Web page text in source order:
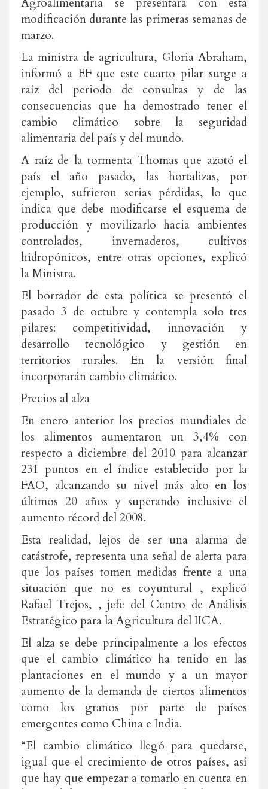
modificación durante las primeras semanas de
marzo.
La ministra de agricultura, Gloria Abraham,
informó a EF que este cuarto pilar surge a
raíz del periodo de consultas y de las
consecuencias que ha demostrado tener el
cambio climático sobre la seguridad
alimentaria del país y del mundo.
A raíz de la tormenta Thomas que azotó el
país el año pasado, las hortalizas, por
ejemplo, sufrieron serias pérdidas, lo que
indica que debe modificarse el esquema de
producción y movilizarlo hacia ambientes
controlados, invernaderos, cultivos
hidropónicos, entre otras opciones, explicó
la Ministra.
El borrador de esta política se presentó el
pasado 3 de octubre y contempla solo tres
pilares: competitividad, innovación y
desarrollo tecnológico y gestión en
territorios rurales. En la versión final
incorporarán cambio climático.
Precios al alza
En enero anterior los precios mundiales de
los alimentos aumentaron un 3,4% con
respecto a diciembre del 2010 para alcanzar
231 puntos en el índice establecido por la
FAO, alcanzando su nivel más alto en los
últimos 20 años y superando inclusive el
aumento récord del 2008.
Esta realidad, lejos de ser una alarma de
catástrofe, representa una señal de alerta para
que los países tomen medidas frente a una
situación que no es coyuntural , explicó
Rafael Trejos, , jefe del Centro de Análisis
Estratégico para la Agricultura del IICA.
El alza se debe principalmente a los efectos
que el cambio climático ha tenido en las
plantaciones en el mundo y a un mayor
aumento de la demanda de ciertos alimentos
como los granos por parte de países
emergentes como China e India.
“El cambio climático llegó para quedarse,
igual que el crecimiento de otros países, así
que hay que empezar a tomarlo en cuenta en